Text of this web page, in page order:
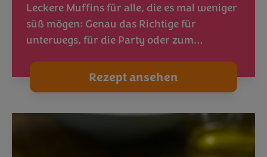
Leckere Muffins für alle, die es mal weniger
süß mögen: Genau das Richtige für
unterwegs, für die Party oder zum…
Rezept ansehen